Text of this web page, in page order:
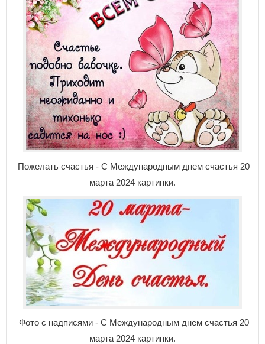
Пожелать счастья - С Международным днем счастья 20
марта 2024 картинки.
Фото с надписями - С Международным днем счастья 20
марта 2024 картинки.